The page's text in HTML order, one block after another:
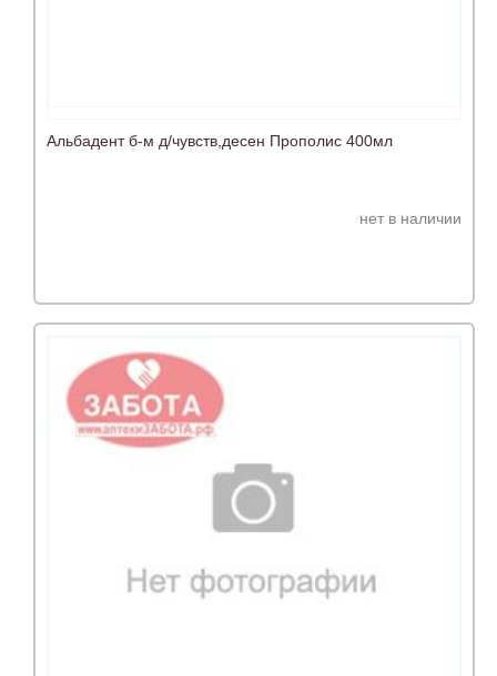
Альбадент б-м д/чувств,десен Прополис 400мл
нет в наличии